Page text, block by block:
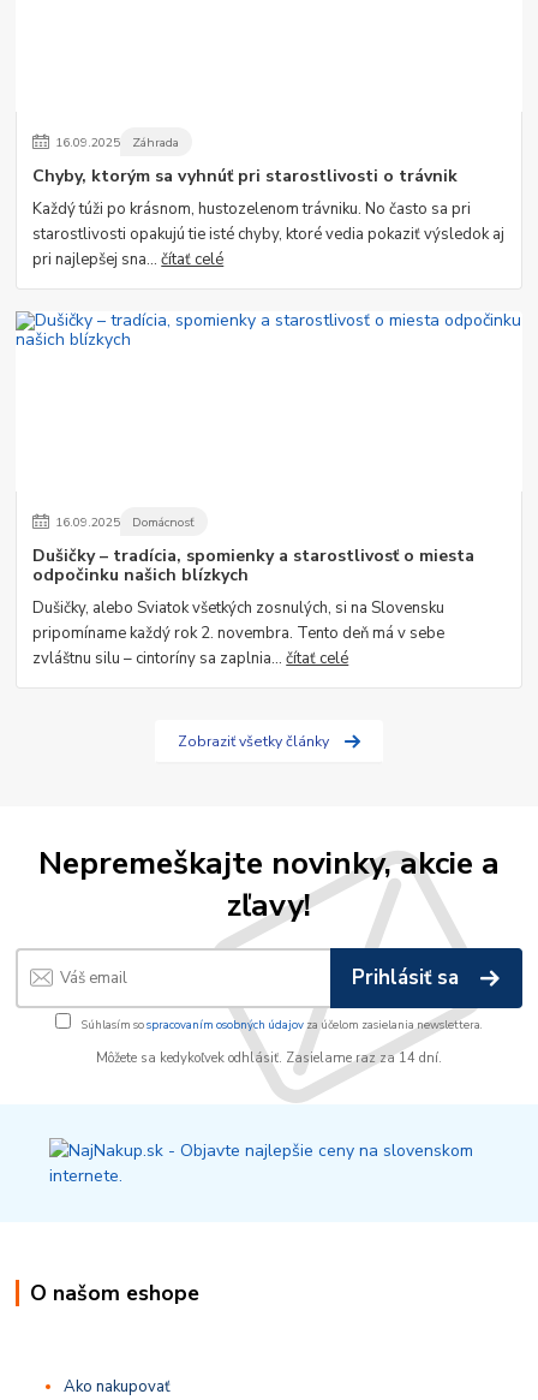
16.09.2025 Záhrada
Chyby, ktorým sa vyhnúť pri starostlivosti o trávnik
Každý túži po krásnom, hustozelenom trávniku. No často sa pri
starostlivosti opakujú tie isté chyby, ktoré vedia pokaziť výsledok aj
pri najlepšej sna...čítať celé
16.09.2025 Domácnosť
Dušičky – tradícia, spomienky a starostlivosť o miesta
odpočinku našich blízkych
Dušičky, alebo Sviatok všetkých zosnulých, si na Slovensku
pripomíname každý rok 2. novembra. Tento deň má v sebe
zvláštnu silu – cintoríny sa zaplnia...čítať celé
Zobraziť všetky články
Nepremeškajte novinky, akcie a
zľavy!
Prihlásiť sa
Súhlasím sospracovaním osobných údajov za účelom zasielania newslettera.
Môžete sa kedykoľvek odhlásiť. Zasielame raz za 14 dní.
O našom eshope
Ako nakupovať